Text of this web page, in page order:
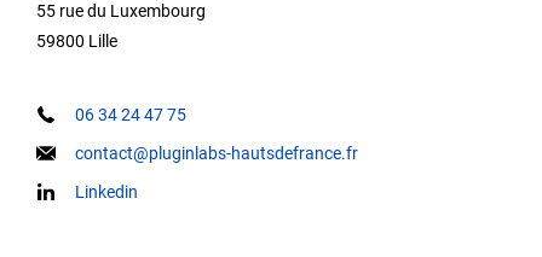
Infos de
55 rue du Luxembourg
59800 Lille
06 34 24 47 75
contact@pluginlabs-hautsdefrance.fr
Linkedin